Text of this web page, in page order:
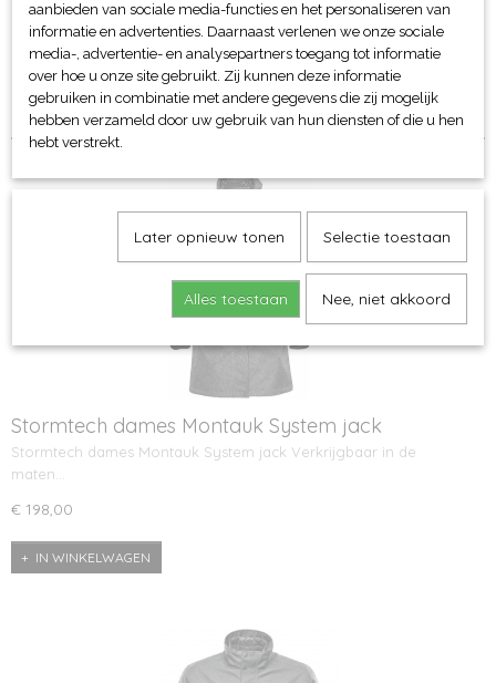
Sorteer op:
1 2 3 »
Stormtech dames Montauk System jack
Stormtech dames Montauk System jack Verkrijgbaar in de
maten…
€ 198,00
IN WINKELWAGEN
aanbieden van sociale media-functies en het personaliseren van
informatie en advertenties. Daarnaast verlenen we onze sociale
media-, advertentie- en analysepartners toegang tot informatie
over hoe u onze site gebruikt. Zij kunnen deze informatie
gebruiken in combinatie met andere gegevens die zij mogelijk
hebben verzameld door uw gebruik van hun diensten of die u hen
hebt verstrekt.
Later opnieuw tonen Selectie toestaan
Alles toestaan Nee, niet akkoord